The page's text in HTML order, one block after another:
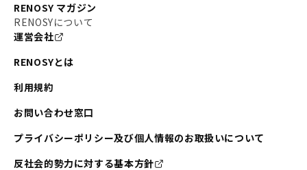
RENOSY マガジン
RENOSYについて
運営会社
RENOSYとは
利用規約
お問い合わせ窓口
プライバシーポリシー及び個人情報のお取扱いについて
反社会的勢力に対する基本方針